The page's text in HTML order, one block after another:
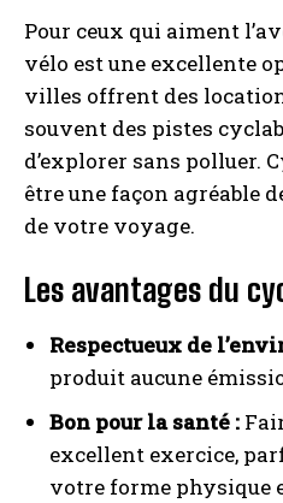
Pour ceux qui aiment
vélo est une excellente
villes offrent des
souvent des pistes
d’explorer sans polluer.
être une façon agréable
de votre voyage.
Les avantages du
Respectueux de
produit aucune
Bon pour la santé :
excellent exercice,
votre forme physique